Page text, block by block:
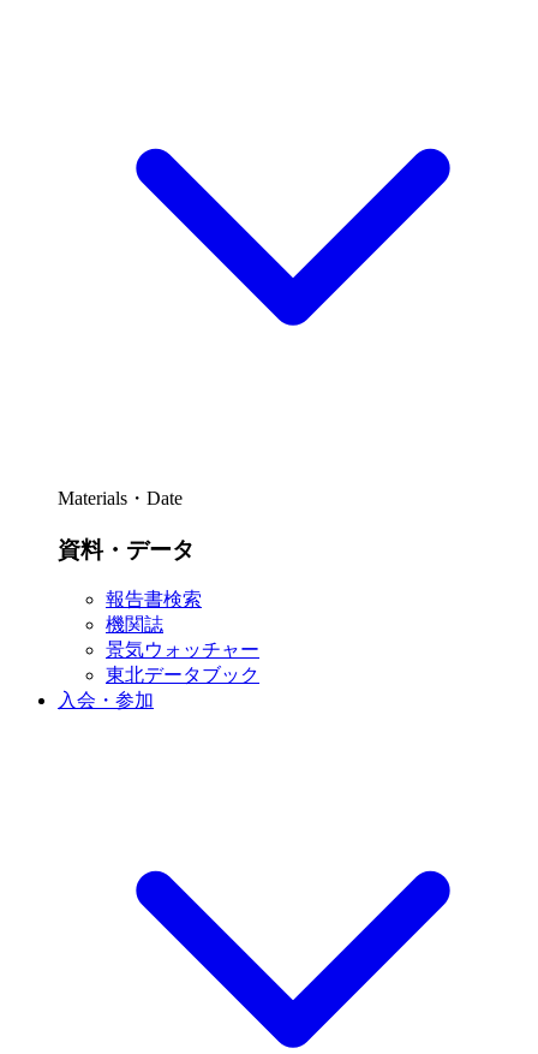
Materials・Date
資料・データ
報告書検索
機関誌
景気ウォッチャー
東北データブック
入会・参加